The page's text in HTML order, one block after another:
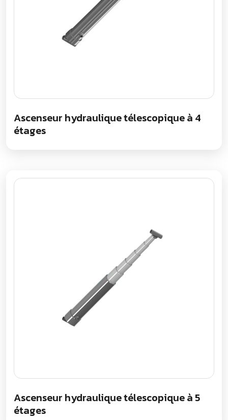
Ascenseur hydraulique télescopique à 4
étages
Ascenseur hydraulique télescopique à 5
étages